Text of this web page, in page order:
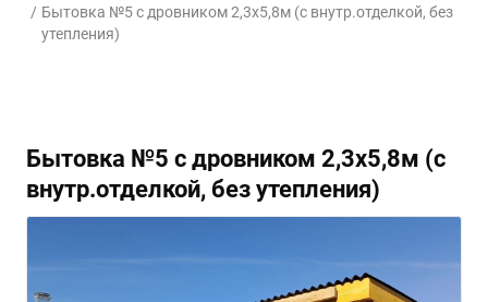
Бытовка №5 с дровником 2,3х5,8м (с внутр.отделкой, без
утепления)
Бытовка №5 с дровником 2,3х5,8м (с
внутр.отделкой, без утепления)